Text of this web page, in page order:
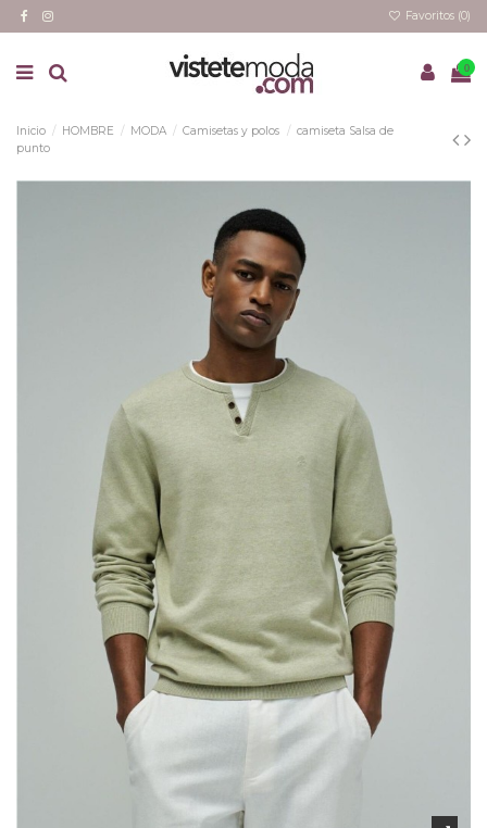
Favoritos (0)
0
Inicio HOMBRE MODA Camisetas y polos
camiseta Salsa de
punto